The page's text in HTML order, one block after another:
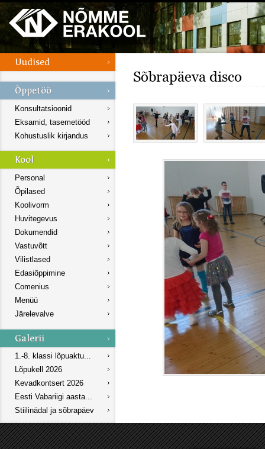
Konsultatsioonid
Eksamid, tasemetööd
Kohustuslik kirjandus
Personal
Õpilased
Koolivorm
Huvitegevus
Dokumendid
Vastuvõtt
Vilistlased
Edasiõppimine
Comenius
Menüü
Järelevalve
1.-8. klassi lõpuaktu...
Lõpukell 2026
Kevadkontsert 2026
Eesti Vabariigi aasta...
Stiilinädal ja sõbrapäev
Sõbrapäeva disco